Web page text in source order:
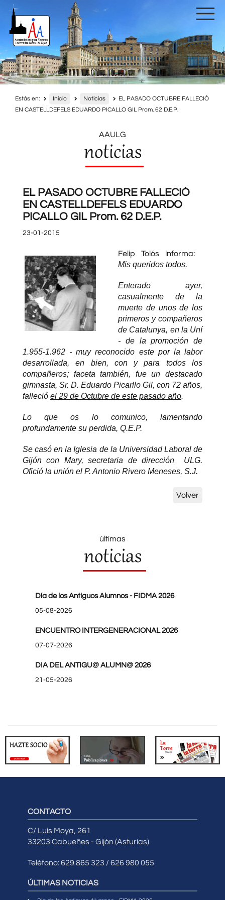
Estás en: Inicio Noticias
EL PASADO OCTUBRE FALLECIÓ
EN CASTELLDEFELS EDUARDO PICALLO GIL Prom. 62 D.E.P.
AAULG
noticias
EL PASADO OCTUBRE FALLECIÓ
EN CASTELLDEFELS EDUARDO
PICALLO GIL Prom. 62 D.E.P.
23-01-2015
Felip Tolós informa:
Mis queridos todos.
Enterado ayer,
casualmente de la
muerte de unos de los
primeros y compañeros
de Catalunya, en la Uní
- de la promoción de
1.955-1.962 - muy reconocido este por la labor
desarrollada, en bien, con y para todos los
compañeros; faceta también, fue un destacado
gimnasta, Sr. D. Eduardo Picarllo Gil, con 72 años,
falleció el 29 de Octubre de este pasado año.
Lo que os lo comunico, lamentando
profundamente su perdida, Q.E.P.
Se casó en la Iglesia de la Universidad Laboral de
Gijón con Mary, secretaria de dirección ULG.
Ofició la unión el P. Antonio Rivero Meneses, S.J.
Volver
últimas
noticias
Día de los Antiguos Alumnos - FIDMA 2026
05-08-2026
ENCUENTRO INTERGENERACIONAL 2026
07-07-2026
DIA DEL ANTIGU@ ALUMN@ 2026
21-05-2026
CONTACTO
C/ Luis Moya, 261
33203 Cabueñes - Gijón (Asturias)
Teléfono: 629 865 323 / 626 980 055
ÚLTIMAS NOTICIAS